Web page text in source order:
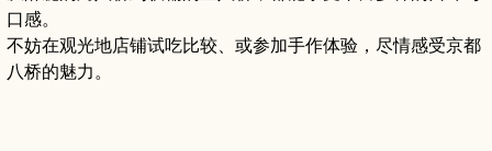
口感。
不妨在观光地店铺试吃比较、或参加手作体验，尽情感受京都
八桥的魅力。